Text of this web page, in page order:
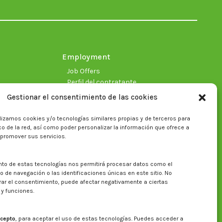
Gestionar el consentimiento de las cookies
cookies y/o tecnologías similares propias y de terceros para
de la red, así como poder personalizar la información que ofrece a
sus servicios.
de estas tecnologías nos permitirá procesar datos como el
de navegación o las identificaciones únicas en este sitio. No
el consentimiento, puede afectar negativamente a ciertas
funciones.
, para aceptar el uso de estas tecnologías. Puedes acceder a
new new new new new new
Employment
Job Offers
Perfil del contratante
Search on CITA website
Search: